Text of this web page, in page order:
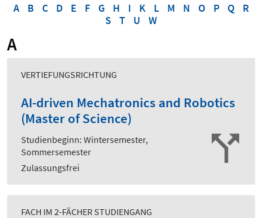
A B C D E F G H I K L M N O P Q
R
S
T U W
A
VERTIEFUNGSRICHTUNG
AI-driven Mechatronics and Robotics
(Master of Science)
Studienbeginn: Wintersemester,
Sommersemester
Zulassungsfrei
FACH IM 2-FÄCHER STUDIENGANG